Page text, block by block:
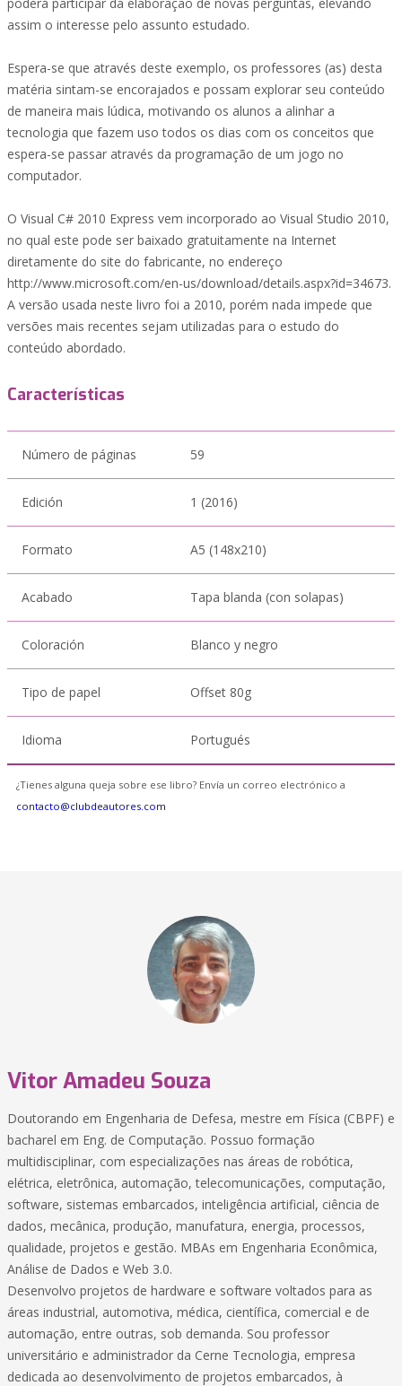
assim o interesse pelo assunto estudado.
Espera-se que através deste exemplo, os professores (as) desta
matéria sintam-se encorajados e possam explorar seu conteúdo
de maneira mais lúdica, motivando os alunos a alinhar a
tecnologia que fazem uso todos os dias com os conceitos que
espera-se passar através da programação de um jogo no
computador.
O Visual C# 2010 Express vem incorporado ao Visual Studio 2010,
no qual este pode ser baixado gratuitamente na Internet
diretamente do site do fabricante, no endereço
http://www.microsoft.com/en-us/download/details.aspx?id=34673.
A versão usada neste livro foi a 2010, porém nada impede que
versões mais recentes sejam utilizadas para o estudo do
conteúdo abordado.
Características
Número de páginas 59
Edición 1 (2016)
Formato A5 (148x210)
Acabado Tapa blanda (con solapas)
Coloración Blanco y negro
Tipo de papel Offset 80g
Idioma Portugués
¿Tienes alguna queja sobre ese libro? Envía un correo electrónico a
contacto@clubdeautores.com
Vitor Amadeu Souza
Doutorando em Engenharia de Defesa, mestre em Física (CBPF) e
bacharel em Eng. de Computação. Possuo formação
multidisciplinar, com especializações nas áreas de robótica,
elétrica, eletrônica, automação, telecomunicações, computação,
software, sistemas embarcados, inteligência artificial, ciência de
dados, mecânica, produção, manufatura, energia, processos,
qualidade, projetos e gestão. MBAs em Engenharia Econômica,
Análise de Dados e Web 3.0.
Desenvolvo projetos de hardware e software voltados para as
áreas industrial, automotiva, médica, científica, comercial e de
automação, entre outras, sob demanda. Sou professor
universitário e administrador da Cerne Tecnologia, empresa
dedicada ao desenvolvimento de projetos embarcados, à